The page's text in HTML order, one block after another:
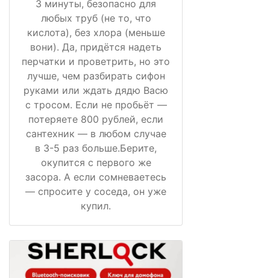
3 минуты, безопасно для
любых труб (не то, что
кислота), без хлора (меньше
вони). Да, придётся надеть
перчатки и проветрить, но это
лучше, чем разбирать сифон
руками или ждать дядю Васю
с тросом. Если не пробьёт —
потеряете 800 рублей, если
сантехник — в любом случае
в 3-5 раз больше.Берите,
окупится с первого же
засора. А если сомневаетесь
— спросите у соседа, он уже
купил.